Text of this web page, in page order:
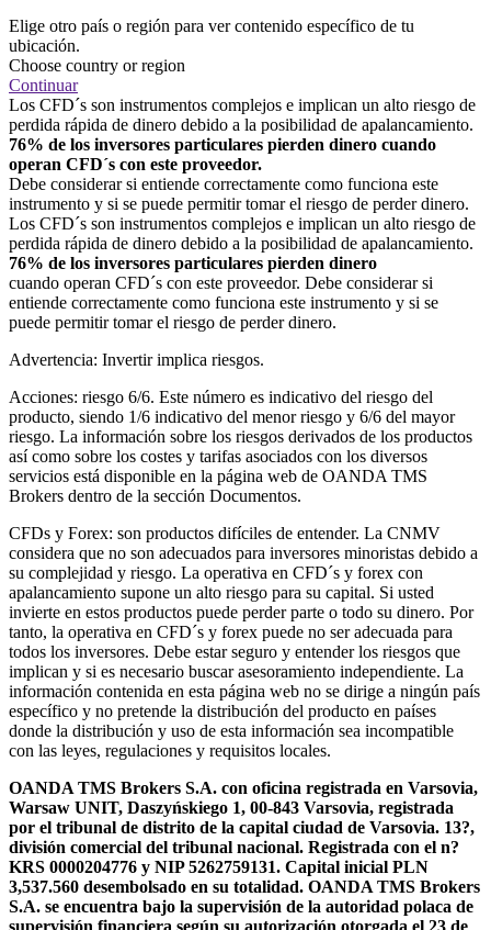
Elige otro país o región para ver contenido específico de tu
ubicación.
Choose country or region
Continuar
Los CFD´s son instrumentos complejos e implican un alto riesgo de
perdida rápida de dinero debido a la posibilidad de apalancamiento.
76% de los inversores particulares pierden dinero cuando
operan CFD´s con este proveedor.
Debe considerar si entiende correctamente como funciona este
instrumento y si se puede permitir tomar el riesgo de perder dinero.
Los CFD´s son instrumentos complejos e implican un alto riesgo de
perdida rápida de dinero debido a la posibilidad de apalancamiento.
76% de los inversores particulares pierden dinero
cuando operan CFD´s con este proveedor. Debe considerar si
entiende correctamente como funciona este instrumento y si se
puede permitir tomar el riesgo de perder dinero.
Advertencia: Invertir implica riesgos.
Acciones: riesgo 6/6. Este número es indicativo del riesgo del
producto, siendo 1/6 indicativo del menor riesgo y 6/6 del mayor
riesgo. La información sobre los riesgos derivados de los productos
así como sobre los costes y tarifas asociados con los diversos
servicios está disponible en la página web de OANDA TMS
Brokers dentro de la sección Documentos.
CFDs y Forex: son productos difíciles de entender. La CNMV
considera que no son adecuados para inversores minoristas debido a
su complejidad y riesgo. La operativa en CFD´s y forex con
apalancamiento supone un alto riesgo para su capital. Si usted
invierte en estos productos puede perder parte o todo su dinero. Por
tanto, la operativa en CFD´s y forex puede no ser adecuada para
todos los inversores. Debe estar seguro y entender los riesgos que
implican y si es necesario buscar asesoramiento independiente. La
información contenida en esta página web no se dirige a ningún país
específico y no pretende la distribución del producto en países
donde la distribución y uso de esta información sea incompatible
con las leyes, regulaciones y requisitos locales.
OANDA TMS Brokers S.A. con oficina registrada en Varsovia,
Warsaw UNIT, Daszyńskiego 1, 00-843 Varsovia, registrada
por el tribunal de distrito de la capital ciudad de Varsovia. 13?,
división comercial del tribunal nacional. Registrada con el n?
KRS 0000204776 y NIP 5262759131. Capital inicial PLN
3,537.560 desembolsado en su totalidad. OANDA TMS Brokers
S.A. se encuentra bajo la supervisión de la autoridad polaca de